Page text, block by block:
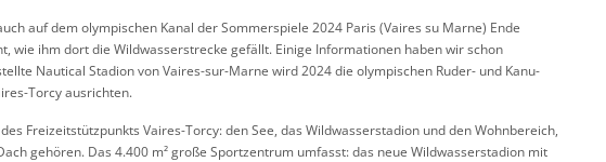
auf dem olympischen Kanal der Sommerspiele 2024 Paris (Vaires su Marne) Ende
wie ihm dort die Wildwasserstrecke gefällt. Einige Informationen haben wir schon
Nautical Stadion von Vaires-sur-Marne wird 2024 die olympischen Ruder- und Kanu-
Torcy ausrichten.
Freizeitstützpunkts Vaires-Torcy: den See, das Wildwasserstadion und den Wohnbereich,
gehören. Das 4.400 m² große Sportzentrum umfasst: das neue Wildwasserstadion mit